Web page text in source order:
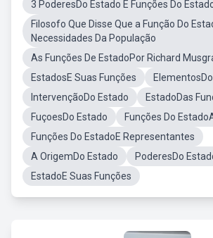
3 PoderesDo Estado E Funções Do
Filosofo Que Disse Que a Função Do
Necessidades Da População
As Funções De EstadoPor Richard
EstadosE Suas Funções
IntervençãoDo Estado
EstadoDas
FuçoesDo Estado
Funções Do
Funções Do EstadoE Representantes
A OrigemDo Estado
PoderesDo
EstadoE Suas Funções